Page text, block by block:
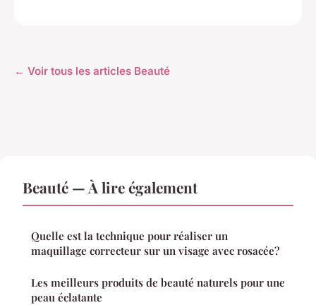
← Voir tous les articles Beauté
Beauté — À lire également
Quelle est la technique pour réaliser un
maquillage correcteur sur un visage avec rosacée?
Les meilleurs produits de beauté naturels pour une
peau éclatante